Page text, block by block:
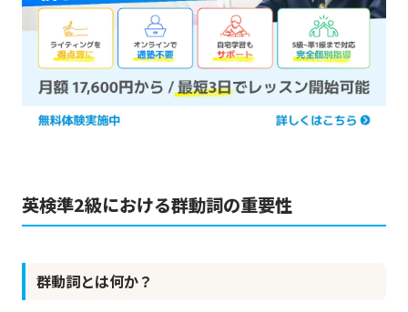
英検準2級における群動詞の重要性
群動詞とは何か？